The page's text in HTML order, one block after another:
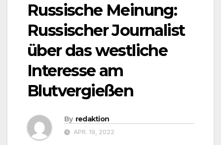
Russische Meinung:
Russischer Journalist
über das westliche
Interesse am
Blutvergießen
By redaktion
APR. 19, 2022